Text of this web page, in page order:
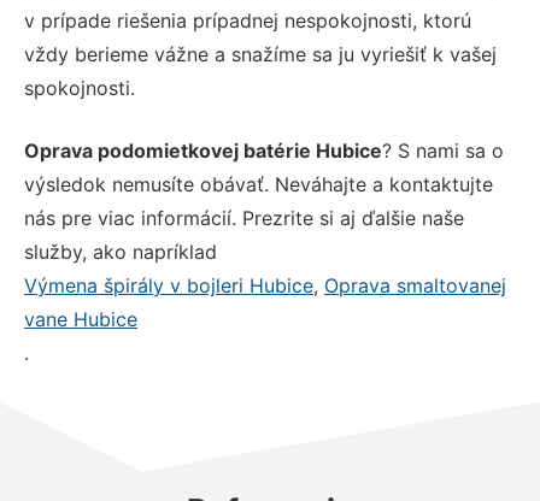
v prípade riešenia prípadnej nespokojnosti, ktorú
vždy berieme vážne a snažíme sa ju vyriešiť k vašej
spokojnosti.
Oprava podomietkovej batérie Hubice? S nami sa o
výsledok nemusíte obávať. Neváhajte a kontaktujte
nás pre viac informácií. Prezrite si aj ďalšie naše
služby, ako napríklad
Výmena špirály v bojleri Hubice, Oprava smaltovanej
vane Hubice
.